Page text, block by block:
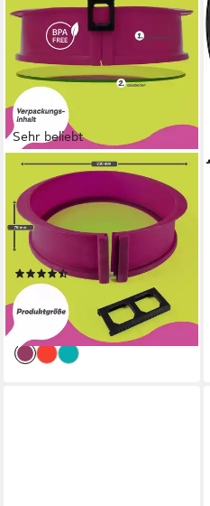
Sehr beliebt
GOODS+GADGETS
Backform GOODS+GADGETS
Silikon Springform Backform
23 cm mit Glasboden,
Antihaftbeschichtete Kuchen-
Form & Glasboden
(31)
19,95 €
-50%
lieferbar - in 2-3 Werktagen bei dir